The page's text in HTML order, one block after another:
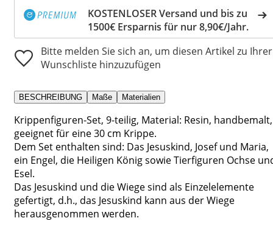
KOSTENLOSER Versand und bis zu
1500€ Ersparnis für nur 8,90€/Jahr.
Bitte melden Sie sich an, um diesen Artikel zu Ihrer
Wunschliste hinzuzufügen
BESCHREIBUNG Maße Materialien
Krippenfiguren-Set, 9-teilig, Material: Resin, handbemalt,
geeignet für eine 30 cm Krippe.
Dem Set enthalten sind: Das Jesuskind, Josef und Maria,
ein Engel, die Heiligen König sowie Tierfiguren Ochse
Esel.
Das Jesuskind und die Wiege sind als Einzelelemente
gefertigt, d.h., das Jesuskind kann aus der Wiege
herausgenommen werden.